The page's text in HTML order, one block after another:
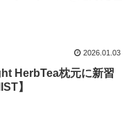
2026.01.03
HerbTea枕元に新習
】